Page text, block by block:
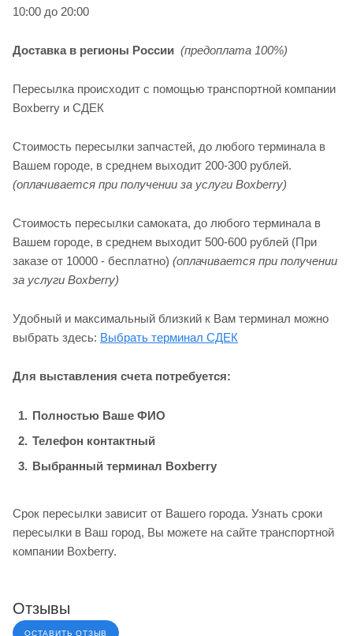
10:00 до 20:00
Доставка в регионы России (предоплата 100%)
Пересылка происходит с помощью транспортной компании
Boxberry и СДЕК
Стоимость пересылки запчастей, до любого терминала в
Вашем городе, в среднем выходит 200-300 рублей.
(оплачивается при получении за услуги Boxberry)
Стоимость пересылки самоката, до любого терминала в
Вашем городе, в среднем выходит 500-600 рублей (При
заказе от 10000 - бесплатно) (оплачивается при получении
за услуги Boxberry)
Удобный и максимальный близкий к Вам терминал можно
выбрать здесь: Выбрать терминал СДЕК
Для выставления счета потребуется:
Полностью Ваше ФИО
Телефон контактный
Выбранный терминал Boxberry
Срок пересылки зависит от Вашего города. Узнать сроки
пересылки в Ваш город, Вы можете на сайте транспортной
компании Boxberry.
Отзывы
ОСТАВИТЬ ОТЗЫВ